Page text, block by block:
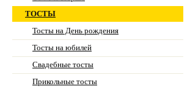
ТОСТЫ
Тосты на День рождения
Тосты на юбилей
Свадебные тосты
Прикольные тосты